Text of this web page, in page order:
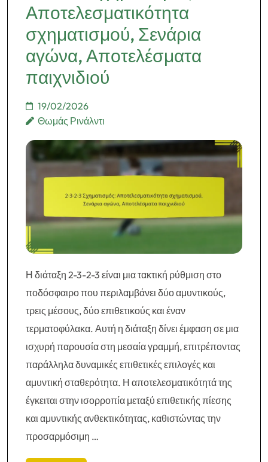
Αποτελεσματικότητα
σχηματισμού, Σενάρια
αγώνα, Αποτελέσματα
παιχνιδιού
19/02/2026
Θωμάς Ρινάλντι
Η διάταξη 2-3-2-3 είναι μια τακτική ρύθμιση στο
ποδόσφαιρο που περιλαμβάνει δύο αμυντικούς,
τρεις μέσους, δύο επιθετικούς και έναν
τερματοφύλακα. Αυτή η διάταξη δίνει έμφαση σε μια
ισχυρή παρουσία στη μεσαία γραμμή, επιτρέποντας
παράλληλα δυναμικές επιθετικές επιλογές και
αμυντική σταθερότητα. Η αποτελεσματικότητά της
έγκειται στην ισορροπία μεταξύ επιθετικής πίεσης
και αμυντικής ανθεκτικότητας, καθιστώντας την
προσαρμόσιμη …